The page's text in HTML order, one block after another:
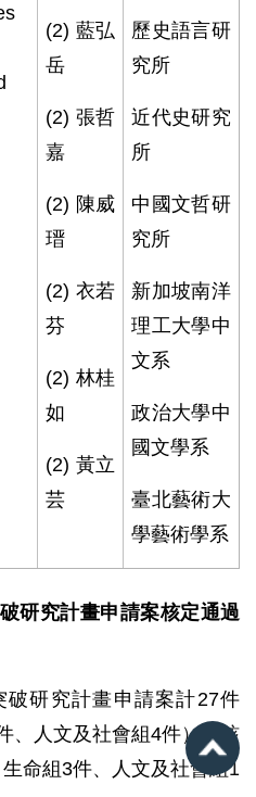
(2) 藍弘
岳
(2) 張哲
嘉
(2) 陳威
瑨
(2) 衣若
芬
(2) 林桂
如
(2) 黃立
芸
歷史語言研
究所
近代史研究
所
中國文哲研
究所
新加坡南洋
理工大學中
文系
政治⼤學中
國文學系
臺北藝術⼤
學藝術學系
研究計畫申請案核定通過
破研究計畫申請案計27件
、人文及社會組4件），核
命組3件、人文及社會組1